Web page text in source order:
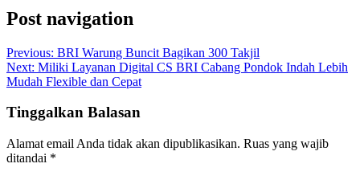
Post navigation
Previous: BRI Warung Buncit Bagikan 300 Takjil
Next: Miliki Layanan Digital CS BRI Cabang Pondok Indah Lebih
Mudah Flexible dan Cepat
Tinggalkan Balasan
Alamat email Anda tidak akan dipublikasikan. Ruas yang wajib
ditandai *